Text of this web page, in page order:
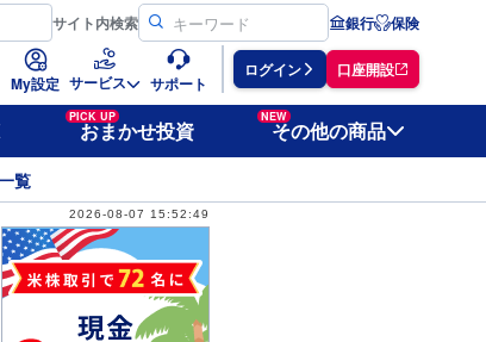
サイト内検索 銀行 保険
My設定 サービス サポート
ログイン 口座開設
PICK UP
おまかせ投資
NEW
その他の商品
覧
2026-08-07 15:52:49